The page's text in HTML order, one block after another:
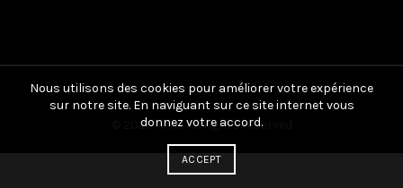
© 2025Aïko. All rights reserved
Nous utilisons des cookies pour améliorer votre expérience
sur notre site. En naviguant sur ce site internet vous
donnez votre accord.
ACCEPT